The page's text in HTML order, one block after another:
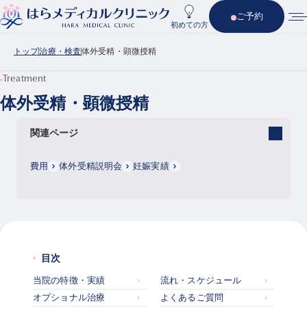
初めての方
ご予約
トップ治療・検査体外受精・顕微授精
Treatment
体外受精・顕微授精
関連ページ
費用 体外受精説明会 妊娠実績
目次
当院の特徴・実績
流れ・スケジュール
オプショナル治療
よくあるご質問